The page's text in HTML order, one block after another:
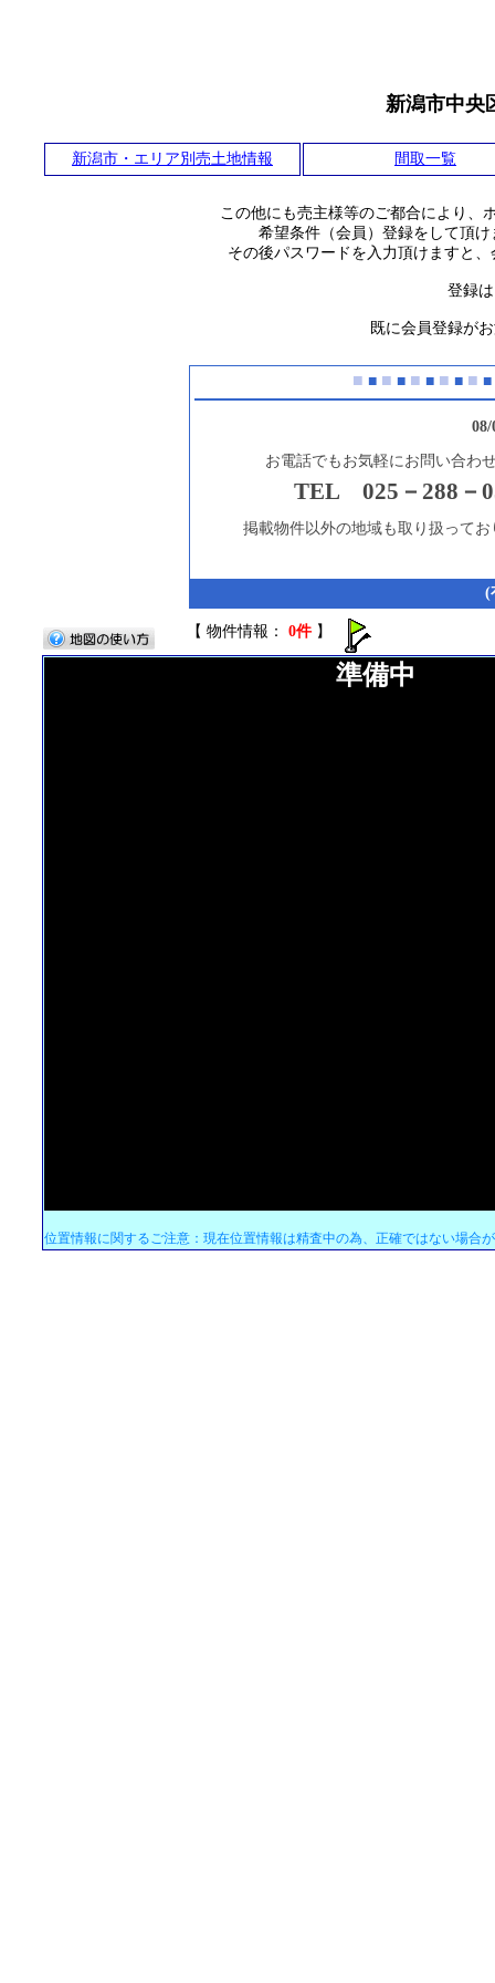
新潟市中
新潟市・エリア別売土地情報 間取一覧
この他にも売主様等のご都合により、
希望条件（会員）登録をして頂
その後パスワードを入力頂けますと
登録
既に会員登録が
■ ■ ■ ■ ■ ■ ■ ■ ■ ■
お電話でもお気軽にお問い合わ
TEL 025－288－
掲載物件以外の地域も取り扱って
(
【 物件情報： 0件】
準備中
位置情報に関するご注意：現在位置情報は精査中の為、正確ではない場合